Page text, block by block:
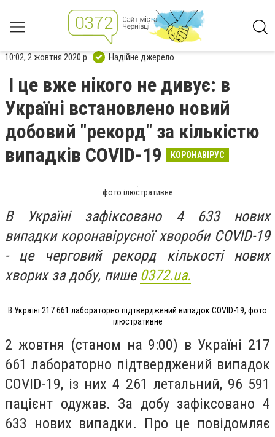
10:02, 2 жовтня 2020 р. Надійне джерело
І це вже нікого не дивує: в
Україні встановлено новий
добовий "рекорд" за кількістю
випадків COVID-19
КОРОНАВІРУС
фото ілюстративне
В Україні зафіксовано 4 633 нових
випадки коронавірусної хвороби COVID-19
- це черговий рекорд кількості нових
хворих за добу, пише 0372.ua.
В Україні 217 661 лабораторно підтверджений випадок COVID-19, фото
ілюстративне
2 жовтня (станом на 9:00) в Україні 217
661 лабораторно підтверджений випадок
COVID-19, із них 4 261 летальний, 96 591
пацієнт одужав. За добу зафіксовано 4
633 нових випадки. Про це повідомляє